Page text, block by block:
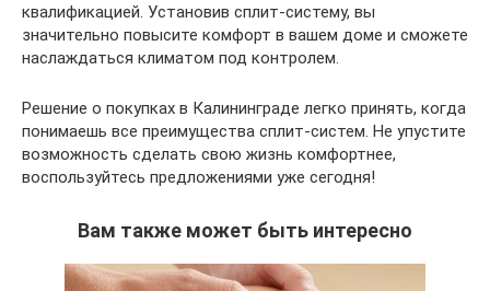
квалификацией. Установив сплит-систему, вы
значительно повысите комфорт в вашем доме и сможете
наслаждаться климатом под контролем.
Решение о покупках в Калининграде легко принять, когда
понимаешь все преимущества сплит-систем. Не упустите
возможность сделать свою жизнь комфортнее,
воспользуйтесь предложениями уже сегодня!
Вам также может быть интересно